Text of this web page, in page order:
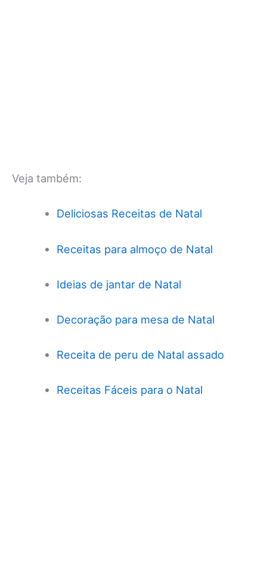
Veja também:
Deliciosas Receitas de Natal
Receitas para almoço de Natal
Ideias de jantar de Natal
Decoração para mesa de Natal
Receita de peru de Natal assado
Receitas Fáceis para o Natal